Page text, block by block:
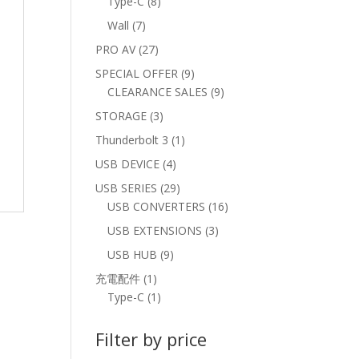
Wall 77
products
PRO AV 2727
products
SPECIAL OFFER 99
products
CLEARANCE SALES 99
STORAGE 33
products
Thunderbolt 3 1 1
USB DEVICE 44
products
USB SERIES 2929
products
USB CONVERTERS 1616
USB EXTENSIONS 33
USB HUB 99
充電配件 1 1
product
Type-C 1 1
Filter by price